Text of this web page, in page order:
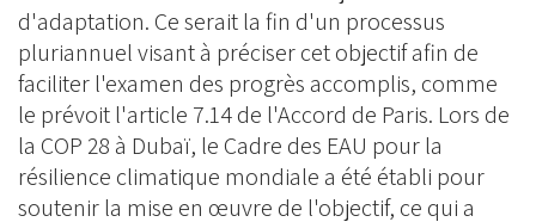
d'adaptation. Ce serait la fin d'un processus
pluriannuel visant à préciser cet objectif afin de
faciliter l'examen des progrès accomplis, comme
le prévoit l'article 7.14 de l'Accord de Paris. Lors de
la COP 28 à Dubaï, le Cadre des EAU pour la
résilience climatique mondiale a été établi pour
soutenir la mise en œuvre de l'objectif, ce qui a